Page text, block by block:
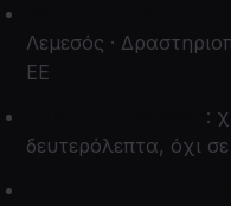
Λεμεσός ·
ΕΕ
:
δευτερόλεπτα, όχι